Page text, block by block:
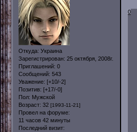
Откуда: Украина
Зарегистрирован: 25 октября, 2008г.
Приглашений: 0
Сообщений: 543
Уважение: [+10/-2]
Позитив: [+17/-0]
Пол: Мужской
Возраст: 32 [1993-11-21]
Провел на форуме:
11 часов 42 минуты
Последний визит:
0